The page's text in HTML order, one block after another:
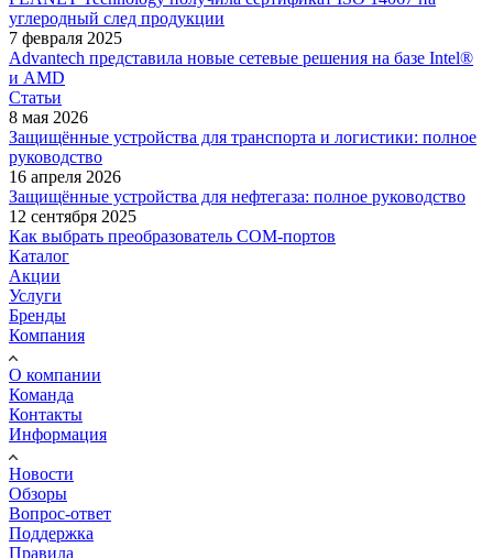
углеродный след продукции
7 февраля 2025
Advantech представила новые сетевые решения на базе Intel®
и AMD
Статьи
8 мая 2026
Защищённые устройства для транспорта и логистики: полное
руководство
16 апреля 2026
Защищённые устройства для нефтегаза: полное руководство
12 сентября 2025
Как выбрать преобразователь COM-портов
Каталог
Акции
Услуги
Бренды
Компания
О компании
Команда
Контакты
Информация
Новости
Обзоры
Вопрос-ответ
Поддержка
Правила